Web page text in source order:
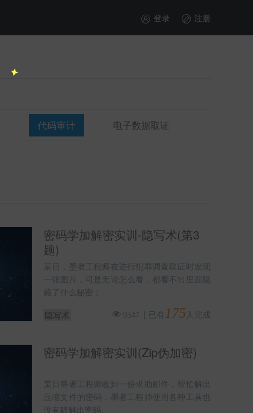
登录 注册
代码审计 电子数据取证
密码学加解密实训-隐写术(第3
题)
某日，墨者工程师在进行犯罪调查取证时发现
一张图片，可是无论怎么看，都看不出里面隐
藏了什么秘密；
隐写术
9547 已有 175 人完成
密码学加解密实训(Zip伪加密)
某日墨者工程师收到一份求助邮件，帮忙解出
压缩文件的密码，墨者工程师使用各种工具也
没有破解出密码。